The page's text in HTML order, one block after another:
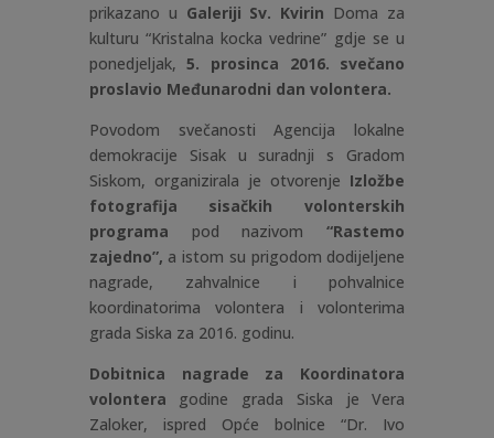
prikazano u Galeriji Sv. Kvirin Doma za
kulturu “Kristalna kocka vedrine” gdje se u
ponedjeljak, 5. prosinca 2016. svečano
proslavio Međunarodni dan volontera.
Povodom svečanosti Agencija lokalne
demokracije Sisak u suradnji s Gradom
Siskom, organizirala je otvorenje Izložbe
fotografija sisačkih volonterskih
programa pod nazivom“Rastemo
zajedno”, a istom su prigodom dodijeljene
nagrade, zahvalnice i pohvalnice
koordinatorima volontera i volonterima
grada Siska za 2016. godinu.
Dobitnica nagrade za Koordinatora
volontera godine grada Siska je Vera
Zaloker, ispred Opće bolnice “Dr. Ivo